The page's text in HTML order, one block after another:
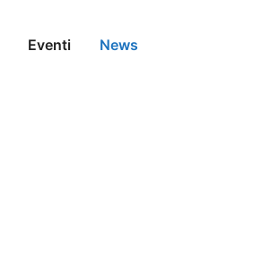
Eventi News